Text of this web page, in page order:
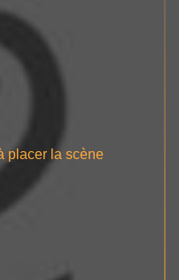
placer la scène